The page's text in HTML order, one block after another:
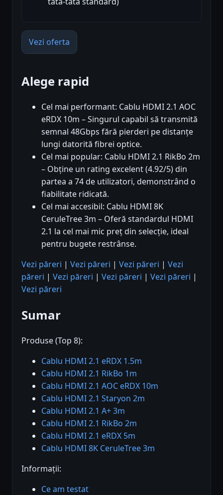
Vezi oferta
Alege rapid
Cel mai performant: Cablu HDMI 2.1 AOC
eRDX 10m – Singurul capabil să transmită
semnal 48Gbps fără pierderi pe distanțe
lungi datorită fibrei optice.
Cel mai popular: Cablu HDMI 2.1 RikBo 2m
– Obține un rating excelent (4.92/5) din
partea a 74 de utilizatori, demonstrând o
fiabilitate ridicată.
Cel mai accesibil: Cablu HDMI 8K
CeruleTree 3m – Oferă standardul HDMI
2.1 la cel mai mic preț din selecție, ideal
pentru bugete restrânse.
Vezi păreri | Vezi păreri | Vezi păreri | Vezi
păreri | Vezi păreri | Vezi păreri | Vezi păreri |
Vezi păreri
Sumar
Produse (Top 8):
Cablu HDMI 2.1 eRDX 1.5m
Cablu HDMI 2.1 RikBo 1m
Cablu HDMI 2.1 AOC eRDX 10m
Cablu HDMI 2.1 Staryon 2m
Cablu HDMI 2.1 A+ 3m
Cablu HDMI 2.1 RikBo 2m
Cablu HDMI 2.1 eRDX 5m
Cablu HDMI 8K CeruleTree 3m
Informații:
Ce am testat